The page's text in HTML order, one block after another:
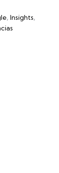
Insights